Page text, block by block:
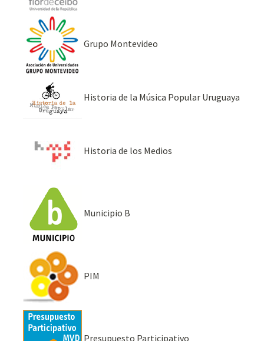
Grupo Montevideo
Historia de la Música Popular Uruguaya
Historia de los Medios
Municipio B
PIM
Presupuesto Participativo